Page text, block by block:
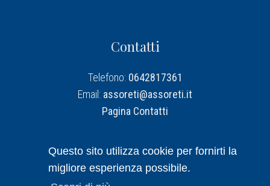
Questo sito utilizza cookie per fornirti la
migliore esperienza possibile.
Contatti
Telefono: 0642817361
Email: assoreti@assoreti.it
Pagina Contatti